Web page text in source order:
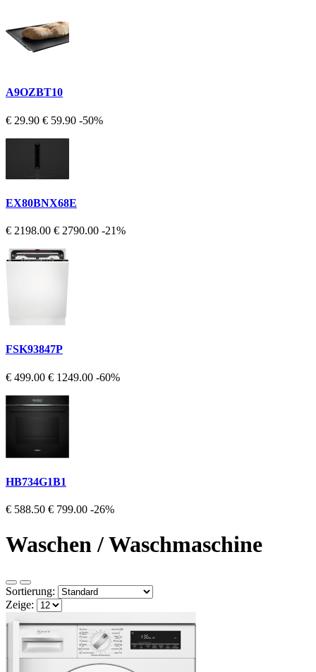
A9OZBT10
€ 29.90 € 59.90 -50%
EX80BNX68E
€ 2198.00 € 2790.00 -21%
FSK93847P
€ 499.00 € 1249.00 -60%
HB734G1B1
€ 588.50 € 799.00 -26%
Waschen / Waschmaschine
Sortierung:
Zeige: